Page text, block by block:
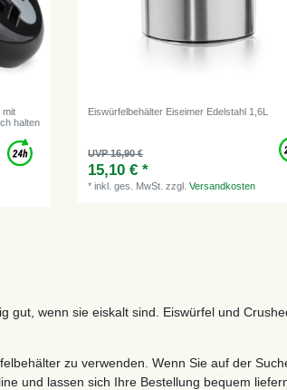
mit
halten
Eiswürfelbehälter Eiseimer Edelstahl 1,6L
UVP 16,90 €
15,10 € *
*inkl. ges. MwSt. zzgl.Versandkosten
wenn sie eiskalt sind. Eiswürfel und
zu verwenden. Wenn Sie auf der
und lassen sich Ihre Bestellung bequem